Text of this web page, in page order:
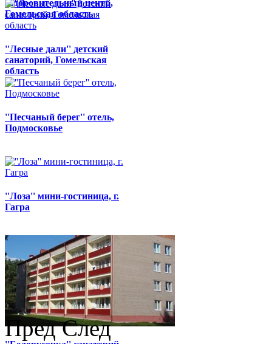
оздоровительный центр,
Гомельская область
''Лесные дали'' детский
санаторий, Гомельская
область
''Песчаный берег'' отель,
Подмосковье
''Лоза'' мини-гостиница, г.
Гагра
Пред След